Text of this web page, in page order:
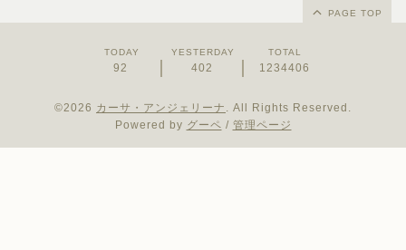
PAGE TOP
TODAY
92
YESTERDAY
402
TOTAL
1234406
©2026 カーサ・アンジェリーナ . All Rights Reserved.
Powered by グーペ / 管理ページ